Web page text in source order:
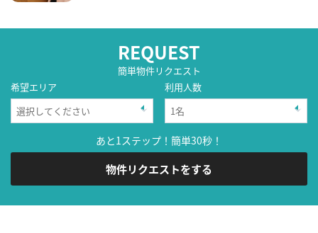
REQUEST
簡単物件リクエスト
希望エリア
利用人数
あと1ステップ！簡単30秒！
物件リクエストをする